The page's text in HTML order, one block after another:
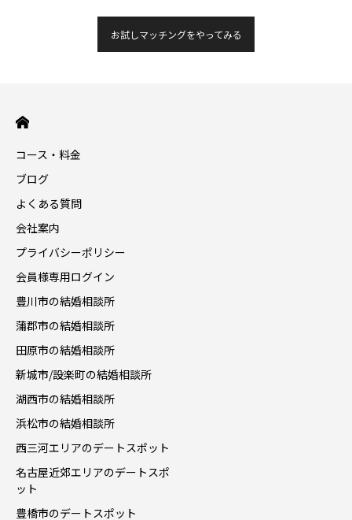
お試しマッチングをやってみる
コース・料金
ブログ
よくある質問
会社案内
プライバシーポリシー
会員様専用ログイン
豊川市の結婚相談所
蒲郡市の結婚相談所
田原市の結婚相談所
新城市/設楽町の結婚相談所
湖西市の結婚相談所
浜松市の結婚相談所
西三河エリアのデートスポット
名古屋近郊エリアのデートスポ
ット
豊橋市のデートスポット